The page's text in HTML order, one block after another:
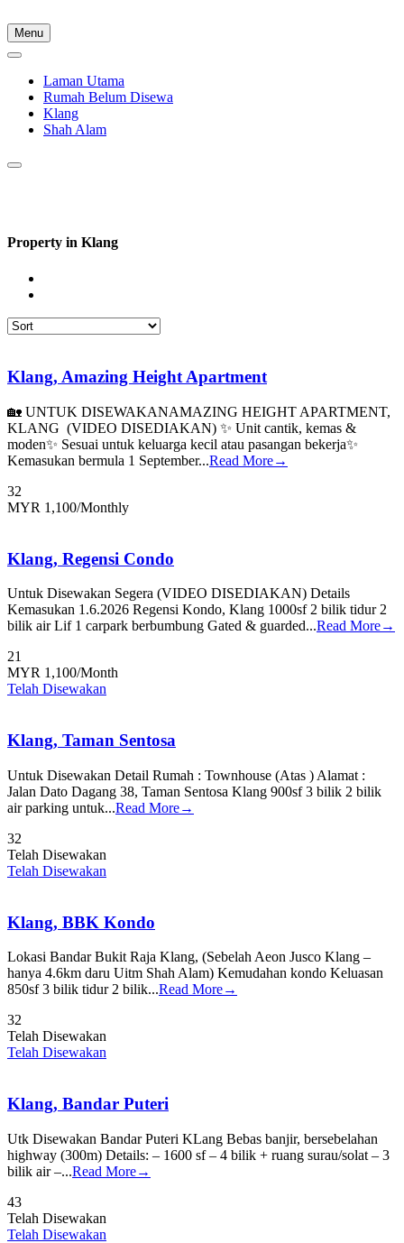
to
content
Menu
Laman Utama
Rumah Belum Disewa
Klang
Shah Alam
Property in Klang
Klang, Amazing Height Apartment
🏡 UNTUK DISEWAKANAMAZING HEIGHT APARTMENT,
KLANG (VIDEO DISEDIAKAN) ✨ Unit cantik, kemas &
moden✨ Sesuai untuk keluarga kecil atau pasangan bekerja✨
Kemasukan bermula 1 September...Read More→
32
MYR 1,100/Monthly
Klang, Regensi Condo
Untuk Disewakan Segera (VIDEO DISEDIAKAN) Details
Kemasukan 1.6.2026 Regensi Kondo, Klang 1000sf 2 bilik tidur 2
bilik air Lif 1 carpark berbumbung Gated & guarded...Read More→
21
MYR 1,100/Month
Telah Disewakan
Klang, Taman Sentosa
Untuk Disewakan Detail Rumah : Townhouse (Atas ) Alamat :
Jalan Dato Dagang 38, Taman Sentosa Klang 900sf 3 bilik 2 bilik
air parking untuk...Read More→
32
Telah Disewakan
Telah Disewakan
Klang, BBK Kondo
Lokasi Bandar Bukit Raja Klang, (Sebelah Aeon Jusco Klang –
hanya 4.6km daru Uitm Shah Alam) Kemudahan kondo Keluasan
850sf 3 bilik tidur 2 bilik...Read More→
32
Telah Disewakan
Telah Disewakan
Klang, Bandar Puteri
Utk Disewakan Bandar Puteri KLang Bebas banjir, bersebelahan
highway (300m) Details: – 1600 sf – 4 bilik + ruang surau/solat – 3
bilik air –...Read More→
43
Telah Disewakan
Telah Disewakan